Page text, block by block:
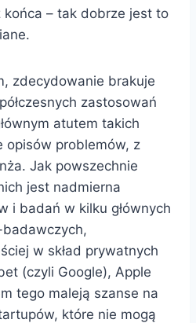
– tak dobrze jest to
zdecydowanie brakuje
zastosowań
atutem takich
opisów problemów, z
Jak powszechnie
jest nadmierna
i badań w kilku głównych
w skład prywatnych
(czyli Google), Apple
tego maleją szanse na
które nie mogą